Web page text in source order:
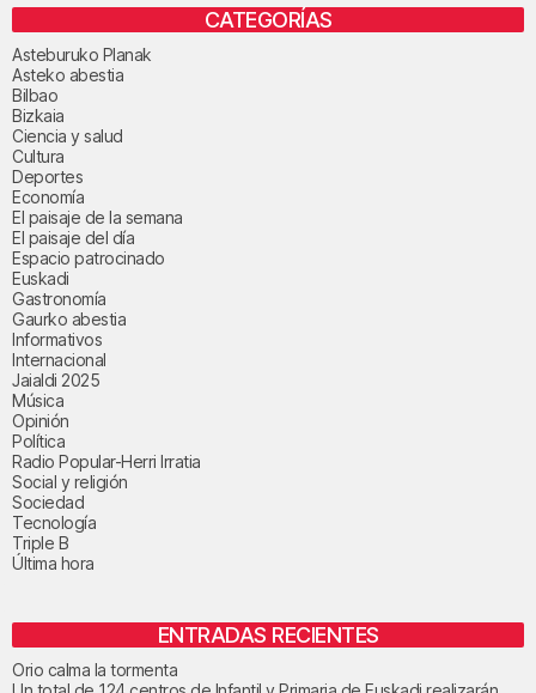
CATEGORÍAS
Asteburuko Planak
Asteko abestia
Bilbao
Bizkaia
Ciencia y salud
Cultura
Deportes
Economía
El paisaje de la semana
El paisaje del día
Espacio patrocinado
Euskadi
Gastronomía
Gaurko abestia
Informativos
Internacional
Jaialdi 2025
Música
Opinión
Política
Radio Popular-Herri Irratia
Social y religión
Sociedad
Tecnología
Triple B
Última hora
ENTRADAS RECIENTES
Orio calma la tormenta